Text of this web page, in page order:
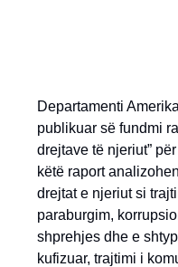
Departamenti
publikuar së fundmi
drejtave të njeriut”
këtë raport
drejtat e njeriut si
paraburgim,
shprehjes dhe e
kufizuar, trajtimi i